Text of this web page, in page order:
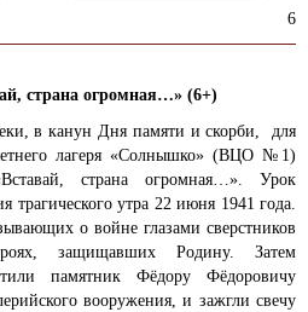
6
страна огромная…» (6+)
в канун Дня памяти и скорби, для
лагеря «Солнышко» (ВЦО №1)
страна огромная…». Урок
трагического утра 22 июня 1941 года.
о войне глазами сверстников
защищавших Родину. Затем
памятник Фёдору Фёдоровичу
вооружения, и зажгли свечу